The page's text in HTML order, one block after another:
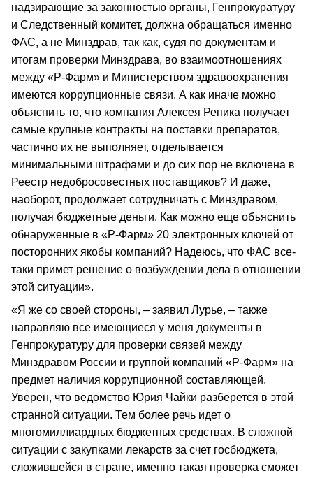
надзирающие за законностью органы, Генпрокуратуру
и Следственный комитет, должна обращаться именно
ФАС, а не Минздрав, так как, судя по документам и
итогам проверки Минздрава, во взаимоотношениях
между «Р-Фарм» и Министерством здравоохранения
имеются коррупционные связи. А как иначе можно
объяснить то, что компания Алексея Репика получает
самые крупные контракты на поставки препаратов,
частично их не выполняет, отделывается
минимальными штрафами и до сих пор не включена в
Реестр недобросовестных поставщиков? И даже,
наоборот, продолжает сотрудничать с Минздравом,
получая бюджетные деньги. Как можно еще объяснить
обнаруженные в «Р-Фарм» 20 электронных ключей от
посторонних якобы компаний? Надеюсь, что ФАС все-
таки примет решение о возбуждении дела в отношении
этой ситуации».
«Я же со своей стороны, – заявил Лурье, – также
направляю все имеющиеся у меня документы в
Генпрокуратуру для проверки связей между
Минздравом России и группой компаний «Р-Фарм» на
предмет наличия коррупционной составляющей.
Уверен, что ведомство Юрия Чайки разберется в этой
странной ситуации. Тем более речь идет о
многомиллиардных бюджетных средствах. В сложной
ситуации с закупками лекарств за счет госбюджета,
сложившейся в стране, именно такая проверка сможет